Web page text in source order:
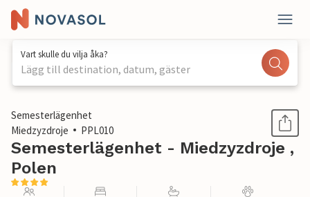
Vart skulle du vilja åka?
Lägg till destination, datum, gäster
1 / 13
Semesterlägenhet
Miedzyzdroje
PPL010
Semesterlägenhet - Miedzyzdroje ,
Polen